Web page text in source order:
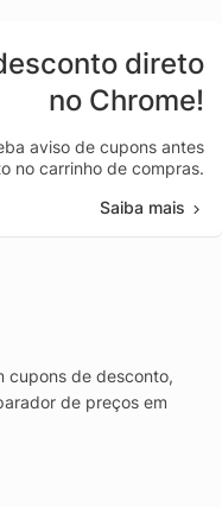
direto
no Chrome!
aviso de cupons antes
no carrinho de compras.
Saiba mais
cupons de desconto,
de preços em